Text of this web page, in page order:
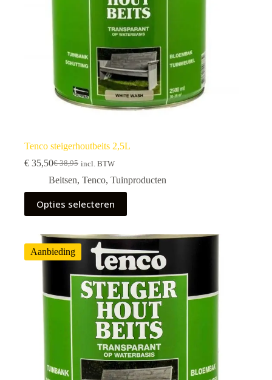
Tenco steigerhoutbeits 2,5L
€38,95
€ 35,50 incl. BTW
Beitsen, Tenco, Tuinproducten
Opties selecteren
Aanbieding